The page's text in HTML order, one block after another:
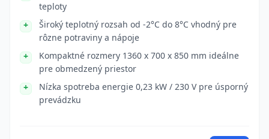
teploty
Široký teplotný rozsah od -2°C do 8°C vhodný pre
rôzne potraviny a nápoje
Kompaktné rozmery 1360 x 700 x 850 mm ideálne
pre obmedzený priestor
Nízka spotreba energie 0,23 kW / 230 V pre úsporný
prevádzku